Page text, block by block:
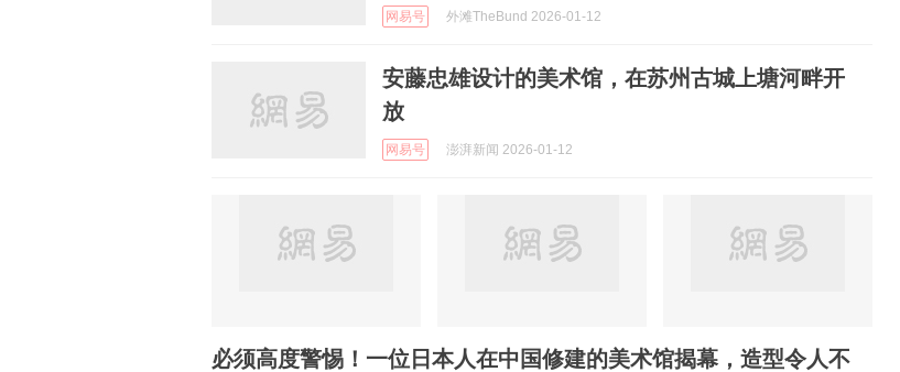
网易号 外滩TheBund 2026-01-12
安藤忠雄设计的美术馆，在苏州古城上塘河畔开
放
网易号 澎湃新闻 2026-01-12
必须高度警惕！一位日本人在中国修建的美术馆揭幕，造型令人不